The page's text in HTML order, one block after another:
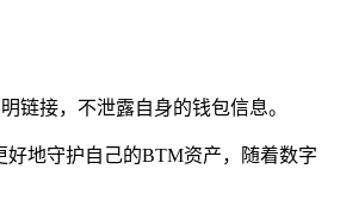
链接，不泄露自身的钱包信息。
地守护自己的BTM资产，随着数字